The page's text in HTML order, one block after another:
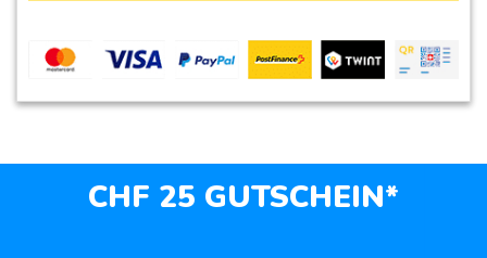
CHF 25 GUTSCHEIN*